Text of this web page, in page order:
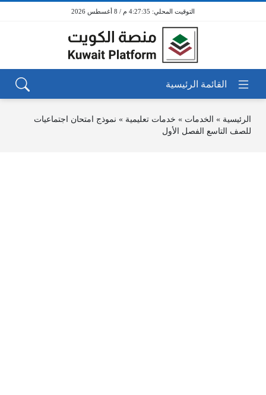
4:27:35 م / 8 أغسطس 2026
الرئيسية » الخدمات » خدمات تعليمية » نموذج امتحان اجتماعيات
للصف التاسع الفصل الأول